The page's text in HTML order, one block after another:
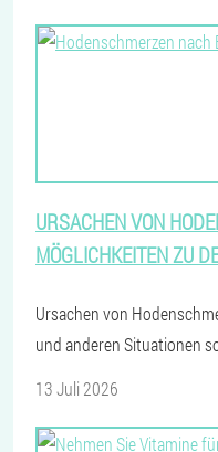
URSACHEN VON
MÖGLICHKEITEN ZU
Ursachen von
und anderen Situationen
13 Juli 2026